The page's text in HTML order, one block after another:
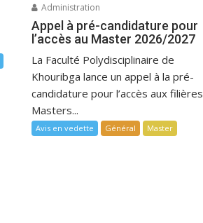
Administration
Appel à pré-candidature pour
l’accès au Master 2026/2027
La Faculté Polydisciplinaire de
Khouribga lance un appel à la pré-
candidature pour l’accès aux filières
Masters...
Avis en vedette Général Master